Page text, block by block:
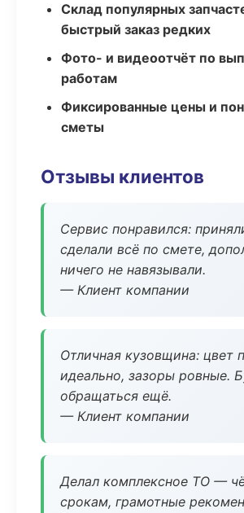
Склад популярных
быстрый заказ редких
Фото- и видеоотчёт по
работам
Фиксированные цены и
сметы
Отзывы клиентов
Сервис понравился:
сделали всё по смете,
ничего не навязывали.
— Клиент компании
Отличная кузовщина: цвет
идеально, зазоры ровные.
обращаться ещё.
— Клиент компании
Делал комплексное ТО —
срокам, грамотные